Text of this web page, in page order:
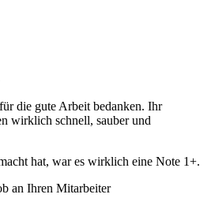
die gute Arbeit bedanken. Ihr
wirklich schnell, sauber und
hat, war es wirklich eine Note 1+.
an Ihren Mitarbeiter